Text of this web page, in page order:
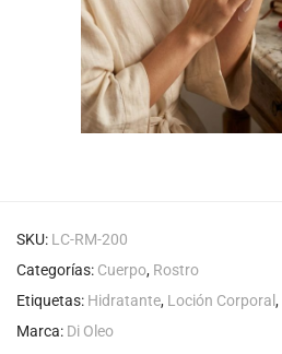
SKU: LC-RM-200
Categorías: Cuerpo, Rostro
Etiquetas: Hidratante, Loción Corporal,
Marca: Di Oleo